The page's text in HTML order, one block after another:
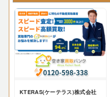
KTERAS(ケーテラス)株式会社